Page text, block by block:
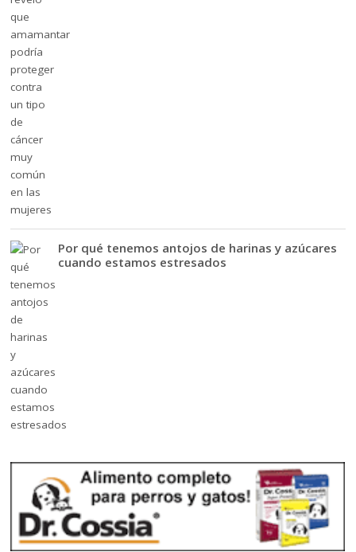
Por qué tenemos antojos de harinas y azúcares
cuando estamos estresados